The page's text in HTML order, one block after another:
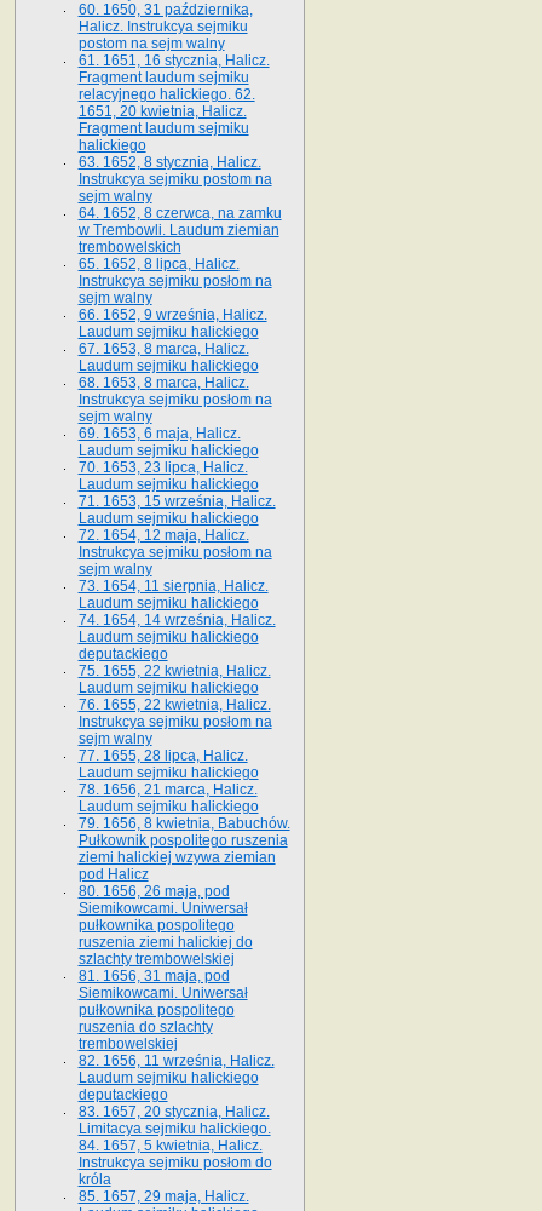
60. 1650, 31 października,
Halicz. Instrukcya sejmiku
postom na sejm walny
61. 1651, 16 stycznia, Halicz.
Fragment laudum sejmiku
relacyjnego halickiego. 62.
1651, 20 kwietnia, Halicz.
Fragment laudum sejmiku
halickiego
63. 1652, 8 stycznia, Halicz.
Instrukcya sejmiku postom na
sejm walny
64. 1652, 8 czerwca, na zamku
w Trembowli. Laudum ziemian
trembowelskich
65. 1652, 8 lipca, Halicz.
Instrukcya sejmiku posłom na
sejm walny
66. 1652, 9 września, Halicz.
Laudum sejmiku halickiego
67. 1653, 8 marca, Halicz.
Laudum sejmiku halickiego
68. 1653, 8 marca, Halicz.
Instrukcya sejmiku posłom na
sejm walny
69. 1653, 6 maja, Halicz.
Laudum sejmiku halickiego
70. 1653, 23 lipca, Halicz.
Laudum sejmiku halickiego
71. 1653, 15 września, Halicz.
Laudum sejmiku halickiego
72. 1654, 12 maja, Halicz.
Instrukcya sejmiku posłom na
sejm walny
73. 1654, 11 sierpnia, Halicz.
Laudum sejmiku halickiego
74. 1654, 14 września, Halicz.
Laudum sejmiku halickiego
deputackiego
75. 1655, 22 kwietnia, Halicz.
Laudum sejmiku halickiego
76. 1655, 22 kwietnia, Halicz.
Instrukcya sejmiku posłom na
sejm walny
77. 1655, 28 lipca, Halicz.
Laudum sejmiku halickiego
78. 1656, 21 marca, Halicz.
Laudum sejmiku halickiego
79. 1656, 8 kwietnia, Babuchów.
Pułkownik pospolitego ruszenia
ziemi halickiej wzywa ziemian
pod Halicz
80. 1656, 26 maja, pod
Siemikowcami. Uniwersał
pułkownika pospolitego
ruszenia ziemi halickiej do
szlachty trembowelskiej
81. 1656, 31 maja, pod
Siemikowcami. Uniwersał
pułkownika pospolitego
ruszenia do szlachty
trembowelskiej
82. 1656, 11 września, Halicz.
Laudum sejmiku halickiego
deputackiego
83. 1657, 20 stycznia, Halicz.
Limitacya sejmiku halickiego.
84. 1657, 5 kwietnia, Halicz.
Instrukcya sejmiku posłom do
króla
85. 1657, 29 maja, Halicz.